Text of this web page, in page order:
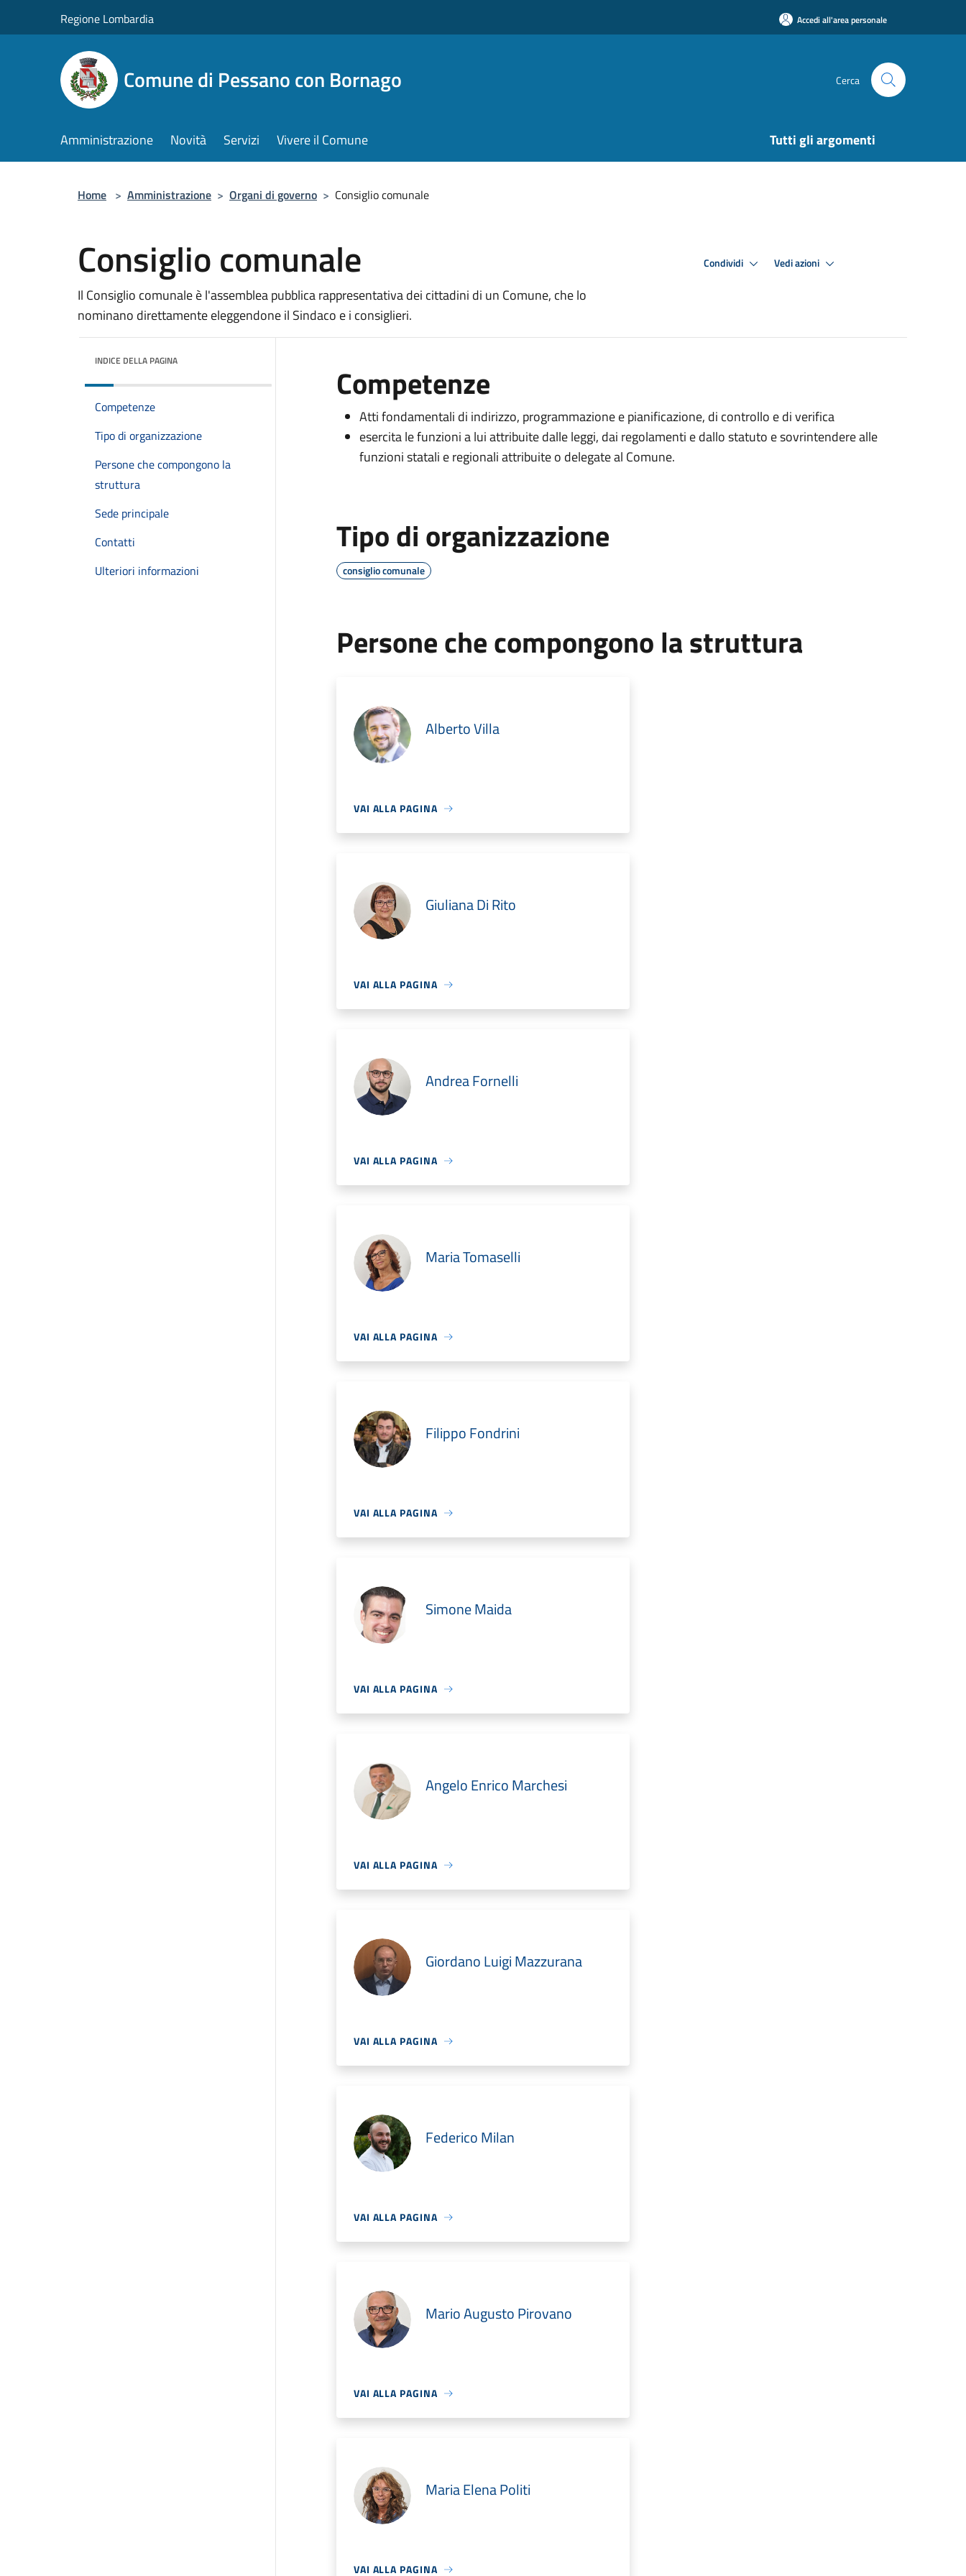
Regione Lombardia Accedi all'area personale
Comune di Pessano con Bornago Cerca
Amministrazione Novità Servizi Vivere il Comune Tutti gli argomenti
Home > Amministrazione > Organi di governo > Consiglio comunale
Consiglio comunale
Il Consiglio comunale è l'assemblea pubblica rappresentativa dei cittadini di un Comune, che lo
nominano direttamente eleggendone il Sindaco e i consiglieri.
Condividi Vedi azioni
INDICE DELLA PAGINA
Competenze
Tipo di organizzazione
Persone che compongono la
struttura
Sede principale
Contatti
Ulteriori informazioni
Competenze
Atti fondamentali di indirizzo, programmazione e pianificazione, di controllo e di verifica
esercita le funzioni a lui attribuite dalle leggi, dai regolamenti e dallo statuto e sovrintendere alle
funzioni statali e regionali attribuite o delegate al Comune.
Tipo di organizzazione
consiglio comunale
Persone che compongono la struttura
Alberto Villa
VAI ALLA PAGINA
Giuliana Di Rito
VAI ALLA PAGINA
Andrea Fornelli
VAI ALLA PAGINA
Maria Tomaselli
VAI ALLA PAGINA
Filippo Fondrini
VAI ALLA PAGINA
Simone Maida
VAI ALLA PAGINA
Angelo Enrico Marchesi
VAI ALLA PAGINA
Giordano Luigi Mazzurana
VAI ALLA PAGINA
Federico Milan
VAI ALLA PAGINA
Mario Augusto Pirovano
VAI ALLA PAGINA
Maria Elena Politi
VAI ALLA PAGINA